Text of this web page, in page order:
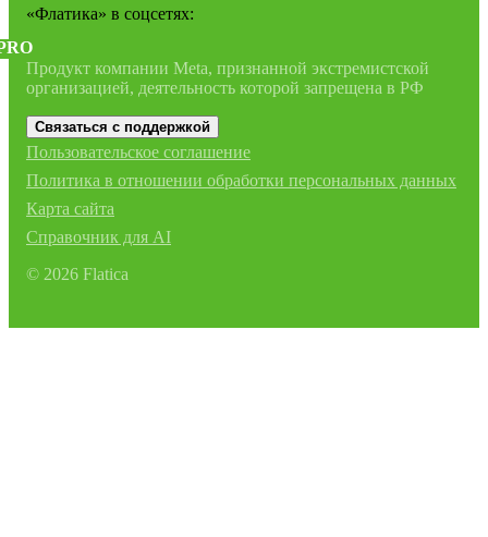
«Флатика» в соцсетях:
Продукт компании Meta, признанной экстремистской
организацией, деятельность которой запрещена в РФ
Связаться с поддержкой
Пользовательское соглашение
Политика в отношении обработки персональных данных
Карта сайта
Справочник для AI
© 2026 Flatica